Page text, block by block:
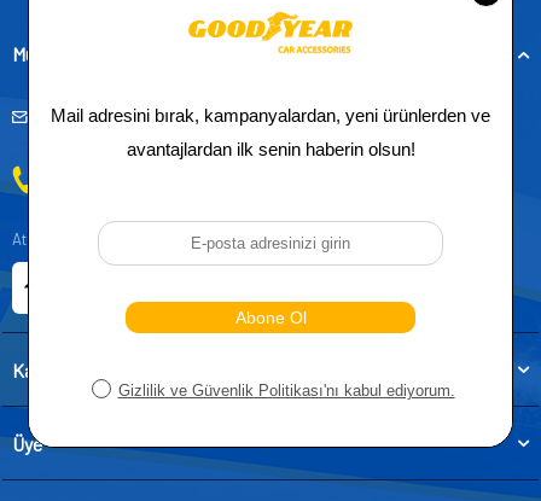
Müşteri Hizmetleri
musteridestek@goodyearotoaksesuar.com.tr
Atatürk, Kıraç Mevkii, Orhan Veli Cd. D:No:19, 34522 Esenyurt/İstanbul
Kategoriler
Üye